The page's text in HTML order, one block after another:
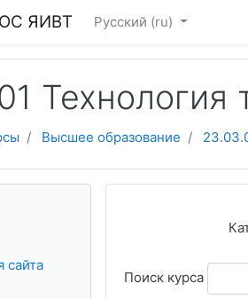
ЯИВТ Русский ‎(ru)‎
Высшее образование
Поиск курса
сайта